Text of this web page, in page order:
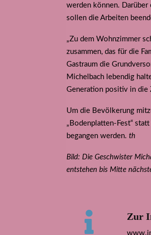
werden können. Darüber
sollen die Arbeiten
„Zu dem Wohnzimmer
zusammen, das für die
Gastraum die
Michelbach lebendig
Generation positiv in die
Um die Bevölkerung
„Bodenplatten-Fest“
begangen werden. th
Bild: Die Geschwister
entstehen bis Mitte
Zur